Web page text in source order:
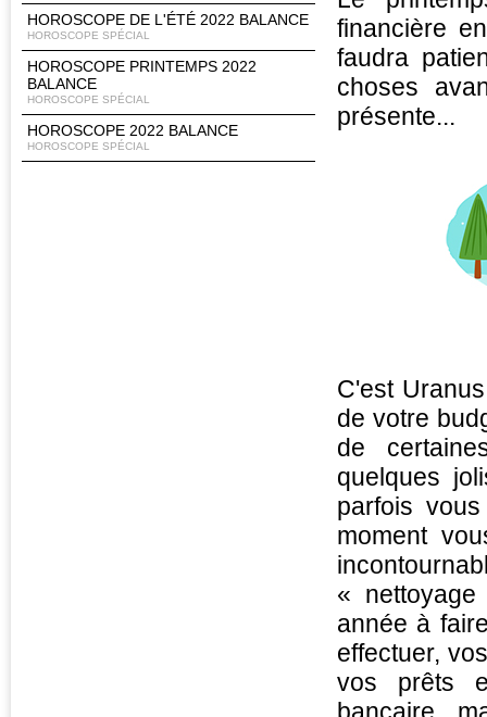
HOROSCOPE DE L'ÉTÉ 2022 BALANCE
HOROSCOPE SPÉCIAL
HOROSCOPE PRINTEMPS 2022
BALANCE
HOROSCOPE SPÉCIAL
HOROSCOPE 2022 BALANCE
HOROSCOPE SPÉCIAL
financière
faudra
choses
présente...
C'est
de votre
de
quelques
parfois
moment
«
année à
effectuer,
vos prêts